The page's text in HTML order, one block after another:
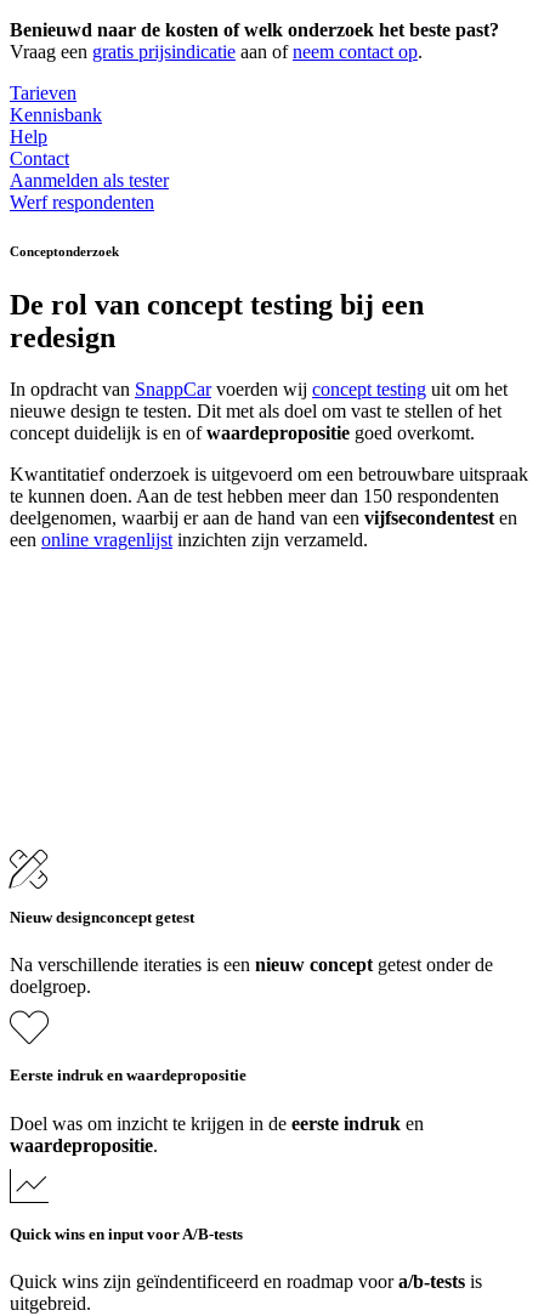
Benieuwd naar de kosten of welk onderzoek het beste past?
Vraag een gratis prijsindicatie aan ofneem contact op.
Tarieven
Kennisbank
Help
Contact
Aanmelden als tester
Werf respondenten
Conceptonderzoek
De rol van concept testing bij een
redesign
In opdracht van SnappCarvoerden wij concept testing uit om het
nieuwe design te testen. Dit met als doel om vast te stellen of het
concept duidelijk is en ofwaardepropositie goed overkomt.
Kwantitatief onderzoek is uitgevoerd om een betrouwbare uitspraak
te kunnen doen. Aan de test hebben meer dan 150 respondenten
deelgenomen, waarbij er aan de hand van een vijfsecondentest en
een online vragenlijst inzichten zijn verzameld.
Nieuw designconcept getest
Na verschillende iteraties is een nieuw concept getest onder de
doelgroep.
Eerste indruk en waardepropositie
Doel was om inzicht te krijgen in de eerste indruk en
waardepropositie.
Quick wins en input voor A/B-tests
Quick wins zijn geïndentificeerd en roadmap voora/b-tests is
uitgebreid.